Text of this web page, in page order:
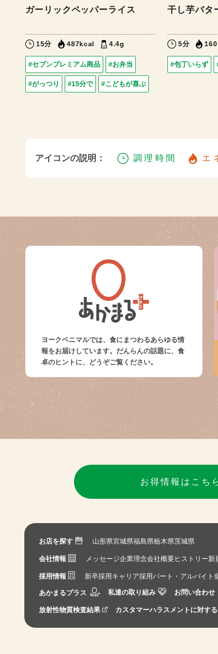
ガーリックペッパーライス
15分 487kcal 4.4g
#セブンプレミアム商品 #お弁当
#がっつり #15分で #こどもが喜ぶ
干し芋バタ
5分
#包丁いらず
アイコンの説明： 調理時間 エ
ヨークベニマルでは、食にまつわるあらゆる情
報をお届けしています。だんらんの話題に、食
卓のヒントに、どうぞご覧ください。
お得情報はこち
お店を探す 山形県宮城県福島県栃木県茨城県
会社情報 メッセージ企業理念会社概要ヒストリー新
採用情報 新卒採用キャリア採用パート・アルバイト
あかまるプラス 私達の取り組み お問い合わせ
放射性物質検査結果 カスタマーハラスメントに対す